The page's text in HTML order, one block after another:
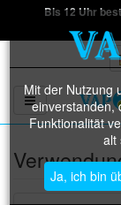
Bis 12 Uhr
Toggle
Mit der Nutzung
einverstanden,
Funktionalität
alt
Ja, ich bin